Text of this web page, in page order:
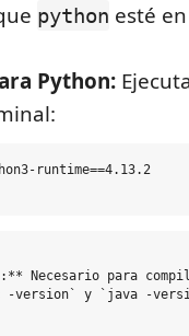
python esté
Python:
runtime==4.13.2
Necesario para
-version` y `java -